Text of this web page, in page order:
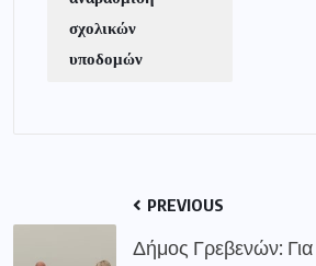
σχολικών
υποδομών
PREVIOUS
Δήμος Γρεβενών: